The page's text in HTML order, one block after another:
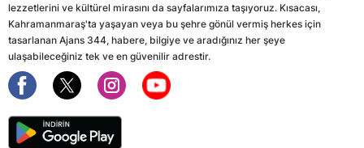
lezzetlerini ve kültürel mirasını da sayfalarımıza taşıyoruz. Kısacası,
Kahramanmaraş'ta yaşayan veya bu şehre gönül vermiş herkes için
tasarlanan Ajans 344, habere, bilgiye ve aradığınız her şeye
ulaşabileceğiniz tek ve en güvenilir adrestir.